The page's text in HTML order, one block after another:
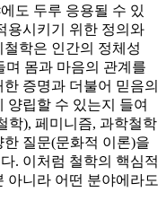
도 두루 응용될 수 있
용시키기 위한 정의와
학은 인간의 정체성
몸과 마음의 관계를
증명과 더불어 믿음의
양립할 수 있는지 들여
학), 페미니즘, 과학철학
질문(문화적 이론)을
. 이처럼 철학의 핵심적
아니라 어떤 분야에라도